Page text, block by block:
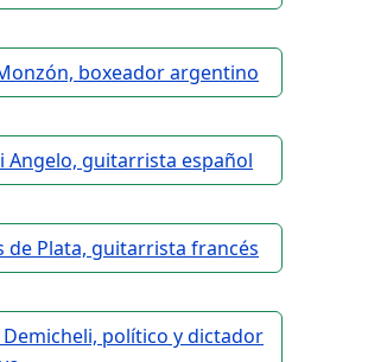
boxeador argentino
Angelo, guitarrista español
de Plata, guitarrista francés
político y dictador